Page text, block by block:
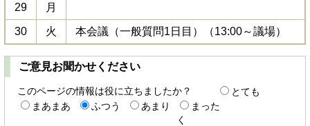
29 月
30 火 本会議（一般質問1日目）（13:00～議場）
ご意見お聞かせください
このページの情報は役に立ちましたか？
とても
まあまあ
ふつう あまり
まった
く